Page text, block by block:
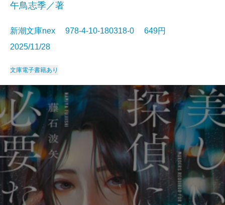
午鳥志季／著
新潮文庫nex 978-4-10-180318-0 649円
2025/11/28
文庫電子書籍あり